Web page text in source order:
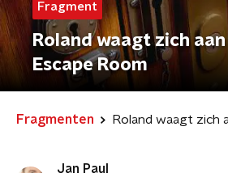
Fragment
Roland waagt zich
Escape Room
Fragmenten
Jan Paul